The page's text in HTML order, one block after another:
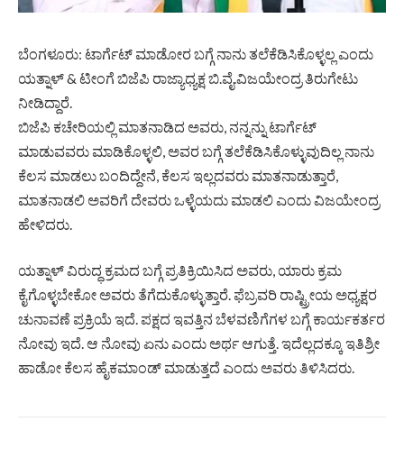
ಬೆಂಗಳೂರು: ಟಾರ್ಗೆಟ್ ಮಾಡೋರ ಬಗ್ಗೆ ನಾನು ತಲೆಕೆಡಿಸಿಕೊಳ್ಳಲ್ಲ ಎಂದು
ಯತ್ನಾಳ್ & ಟೀಂಗೆ ಬಿಜೆಪಿ ರಾಜ್ಯಾಧ್ಯಕ್ಷ ಬಿ.ವೈ.ವಿಜಯೇಂದ್ರ ತಿರುಗೇಟು
ನೀಡಿದ್ದಾರೆ.
ಬಿಜೆಪಿ ಕಚೇರಿಯಲ್ಲಿ ಮಾತನಾಡಿದ ಅವರು, ನನ್ನನ್ನು ಟಾರ್ಗೆಟ್
ಮಾಡುವವರು ಮಾಡಿಕೊಳ್ಳಲಿ, ಅವರ ಬಗ್ಗೆ ತಲೆಕೆಡಿಸಿಕೊಳ್ಳುವುದಿಲ್ಲ ನಾನು
ಕೆಲಸ ಮಾಡಲು ಬಂದಿದ್ದೇನೆ, ಕೆಲಸ ಇಲ್ಲದವರು ಮಾತನಾಡುತ್ತಾರೆ,
ಮಾತನಾಡಲಿ ಅವರಿಗೆ ದೇವರು ಒಳ್ಳೆಯದು ಮಾಡಲಿ ಎಂದು ವಿಜಯೇಂದ್ರ
ಹೇಳಿದರು.
ಯತ್ನಾಳ್ ವಿರುದ್ಧ ಕ್ರಮದ ಬಗ್ಗೆ ಪ್ರತಿಕ್ರಿಯಿಸಿದ ಅವರು, ಯಾರು ಕ್ರಮ
ಕೈಗೊಳ್ಳಬೇಕೋ ಅವರು ತೆಗೆದುಕೊಳ್ಳುತ್ತಾರೆ. ಫೆಬ್ರವರಿ ರಾಷ್ಟ್ರೀಯ ಅಧ್ಯಕ್ಷರ
ಚುನಾವಣೆ ಪ್ರಕ್ರಿಯೆ ಇದೆ. ಪಕ್ಷದ ಇವತ್ತಿನ ಬೆಳವಣಿಗೆಗಳ ಬಗ್ಗೆ ಕಾರ್ಯಕರ್ತರ
ನೋವು ಇದೆ. ಆ ನೋವು ಏನು ಎಂದು ಅರ್ಥ ಆಗುತ್ತೆ. ಇದೆಲ್ಲದಕ್ಕೂ ಇತಿಶ್ರೀ
ಹಾಡೋ ಕೆಲಸ ಹೈಕಮಾಂಡ್ ಮಾಡುತ್ತದೆ ಎಂದು ಅವರು ತಿಳಿಸಿದರು.